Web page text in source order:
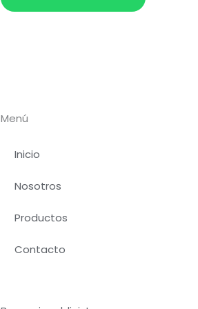
Menú
Inicio
Nosotros
Productos
Contacto